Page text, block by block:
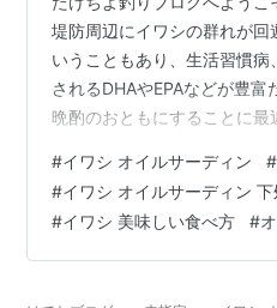
堤防周辺にイワシの群れが
いうこともあり、生活習慣病
されるDHAやEPAなどが豊
晩酌のおともにすることに最
しい食べ方、身体にも良い理
ーディンのレシピ＂をご紹介
シのオイルサーディン！骨ま
シピ！ 材料 作り方 レモンで
#イワシ オイルサーディン #
#イワシ オイルサーディン 下
#イワシ 美味しい食べ方 #